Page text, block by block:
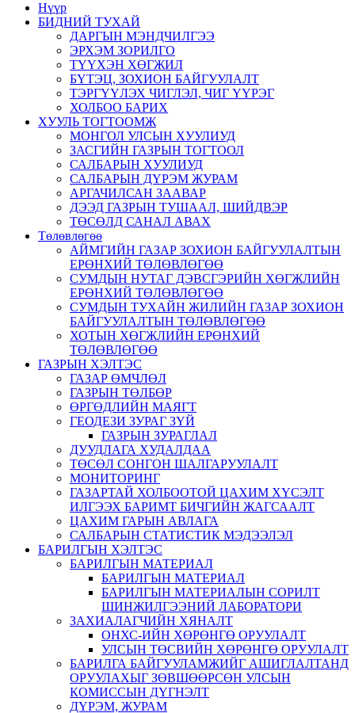
Нүүр
БИДНИЙ ТУХАЙ
ДАРГЫН МЭНДЧИЛГЭЭ
ЭРХЭМ ЗОРИЛГО
ТҮҮХЭН ХӨГЖИЛ
БҮТЭЦ, ЗОХИОН БАЙГУУЛАЛТ
ТЭРГҮҮЛЭХ ЧИГЛЭЛ, ЧИГ ҮҮРЭГ
ХОЛБОО БАРИХ
ХУУЛЬ ТОГТООМЖ
МОНГОЛ УЛСЫН ХУУЛИУД
ЗАСГИЙН ГАЗРЫН ТОГТООЛ
САЛБАРЫН ХУУЛИУД
САЛБАРЫН ДҮРЭМ ЖУРАМ
АРГАЧИЛСАН ЗААВАР
ДЭЭД ГАЗРЫН ТУШААЛ, ШИЙДВЭР
ТӨСӨЛД САНАЛ АВАХ
Төлөвлөгөө
АЙМГИЙН ГАЗАР ЗОХИОН БАЙГУУЛАЛТЫН
ЕРӨНХИЙ ТӨЛӨВЛӨГӨӨ
СУМДЫН НУТАГ ДЭВСГЭРИЙН ХӨГЖЛИЙН
ЕРӨНХИЙ ТӨЛӨВЛӨГӨӨ
СУМДЫН ТУХАЙН ЖИЛИЙН ГАЗАР ЗОХИОН
БАЙГУУЛАЛТЫН ТӨЛӨВЛӨГӨӨ
ХОТЫН ХӨГЖЛИЙН ЕРӨНХИЙ
ТӨЛӨВЛӨГӨӨ
ГАЗРЫН ХЭЛТЭС
ГАЗАР ӨМЧЛӨЛ
ГАЗРЫН ТӨЛБӨР
ӨРГӨДЛИЙН МАЯГТ
ГЕОДЕЗИ ЗУРАГ ЗҮЙ
ГАЗРЫН ЗУРАГЛАЛ
ДУУДЛАГА ХУДАЛДАА
ТӨСӨЛ СОНГОН ШАЛГАРУУЛАЛТ
МОНИТОРИНГ
ГАЗАРТАЙ ХОЛБООТОЙ ЦАХИМ ХҮСЭЛТ
ИЛГЭЭХ БАРИМТ БИЧГИЙН ЖАГСААЛТ
ЦАХИМ ГАРЫН АВЛАГА
САЛБАРЫН СТАТИСТИК МЭДЭЭЛЭЛ
БАРИЛГЫН ХЭЛТЭС
БАРИЛГЫН МАТЕРИАЛ
БАРИЛГЫН МАТЕРИАЛ
БАРИЛГЫН МАТЕРИАЛЫН СОРИЛТ
ШИНЖИЛГЭЭНИЙ ЛАБОРАТОРИ
ЗАХИАЛАГЧИЙН ХЯНАЛТ
ОНХС-ИЙН ХӨРӨНГӨ ОРУУЛАЛТ
УЛСЫН ТӨСВИЙН ХӨРӨНГӨ ОРУУЛАЛТ
БАРИЛГА БАЙГУУЛАМЖИЙГ АШИГЛАЛТАНД
ОРУУЛАХЫГ ЗӨВШӨӨРСӨН УЛСЫН
КОМИССЫН ДҮГНЭЛТ
ДҮРЭМ, ЖУРАМ